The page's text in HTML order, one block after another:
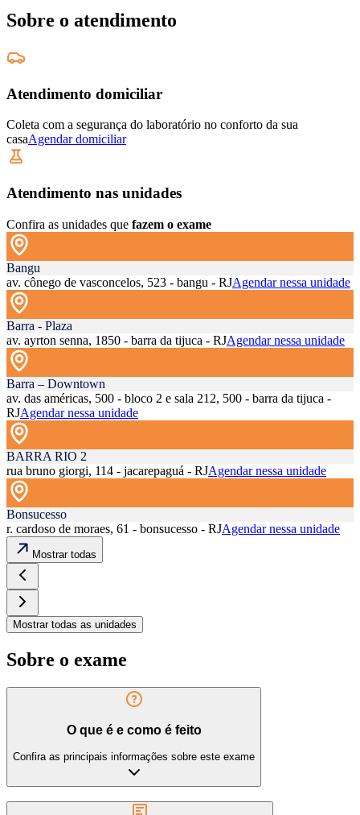
Sobre o atendimento
Atendimento domiciliar
Coleta com a segurança do laboratório no conforto da sua
casaAgendar domiciliar
Atendimento nas unidades
Confira as unidades que fazem o exame
Bangu
av. cônego de vasconcelos, 523 - bangu - RJAgendar nessa unidade
Barra - Plaza
av. ayrton senna, 1850 - barra da tijuca - RJAgendar nessa unidade
Barra – Downtown
av. das américas, 500 - bloco 2 e sala 212, 500 - barra da tijuca -
RJAgendar nessa unidade
BARRA RIO 2
rua bruno giorgi, 114 - jacarepaguá - RJAgendar nessa unidade
Bonsucesso
r. cardoso de moraes, 61 - bonsucesso - RJAgendar nessa unidade
Mostrar todas
Mostrar todas as unidades
Sobre o exame
O que é e como é feito
Confira as principais informações sobre este exame